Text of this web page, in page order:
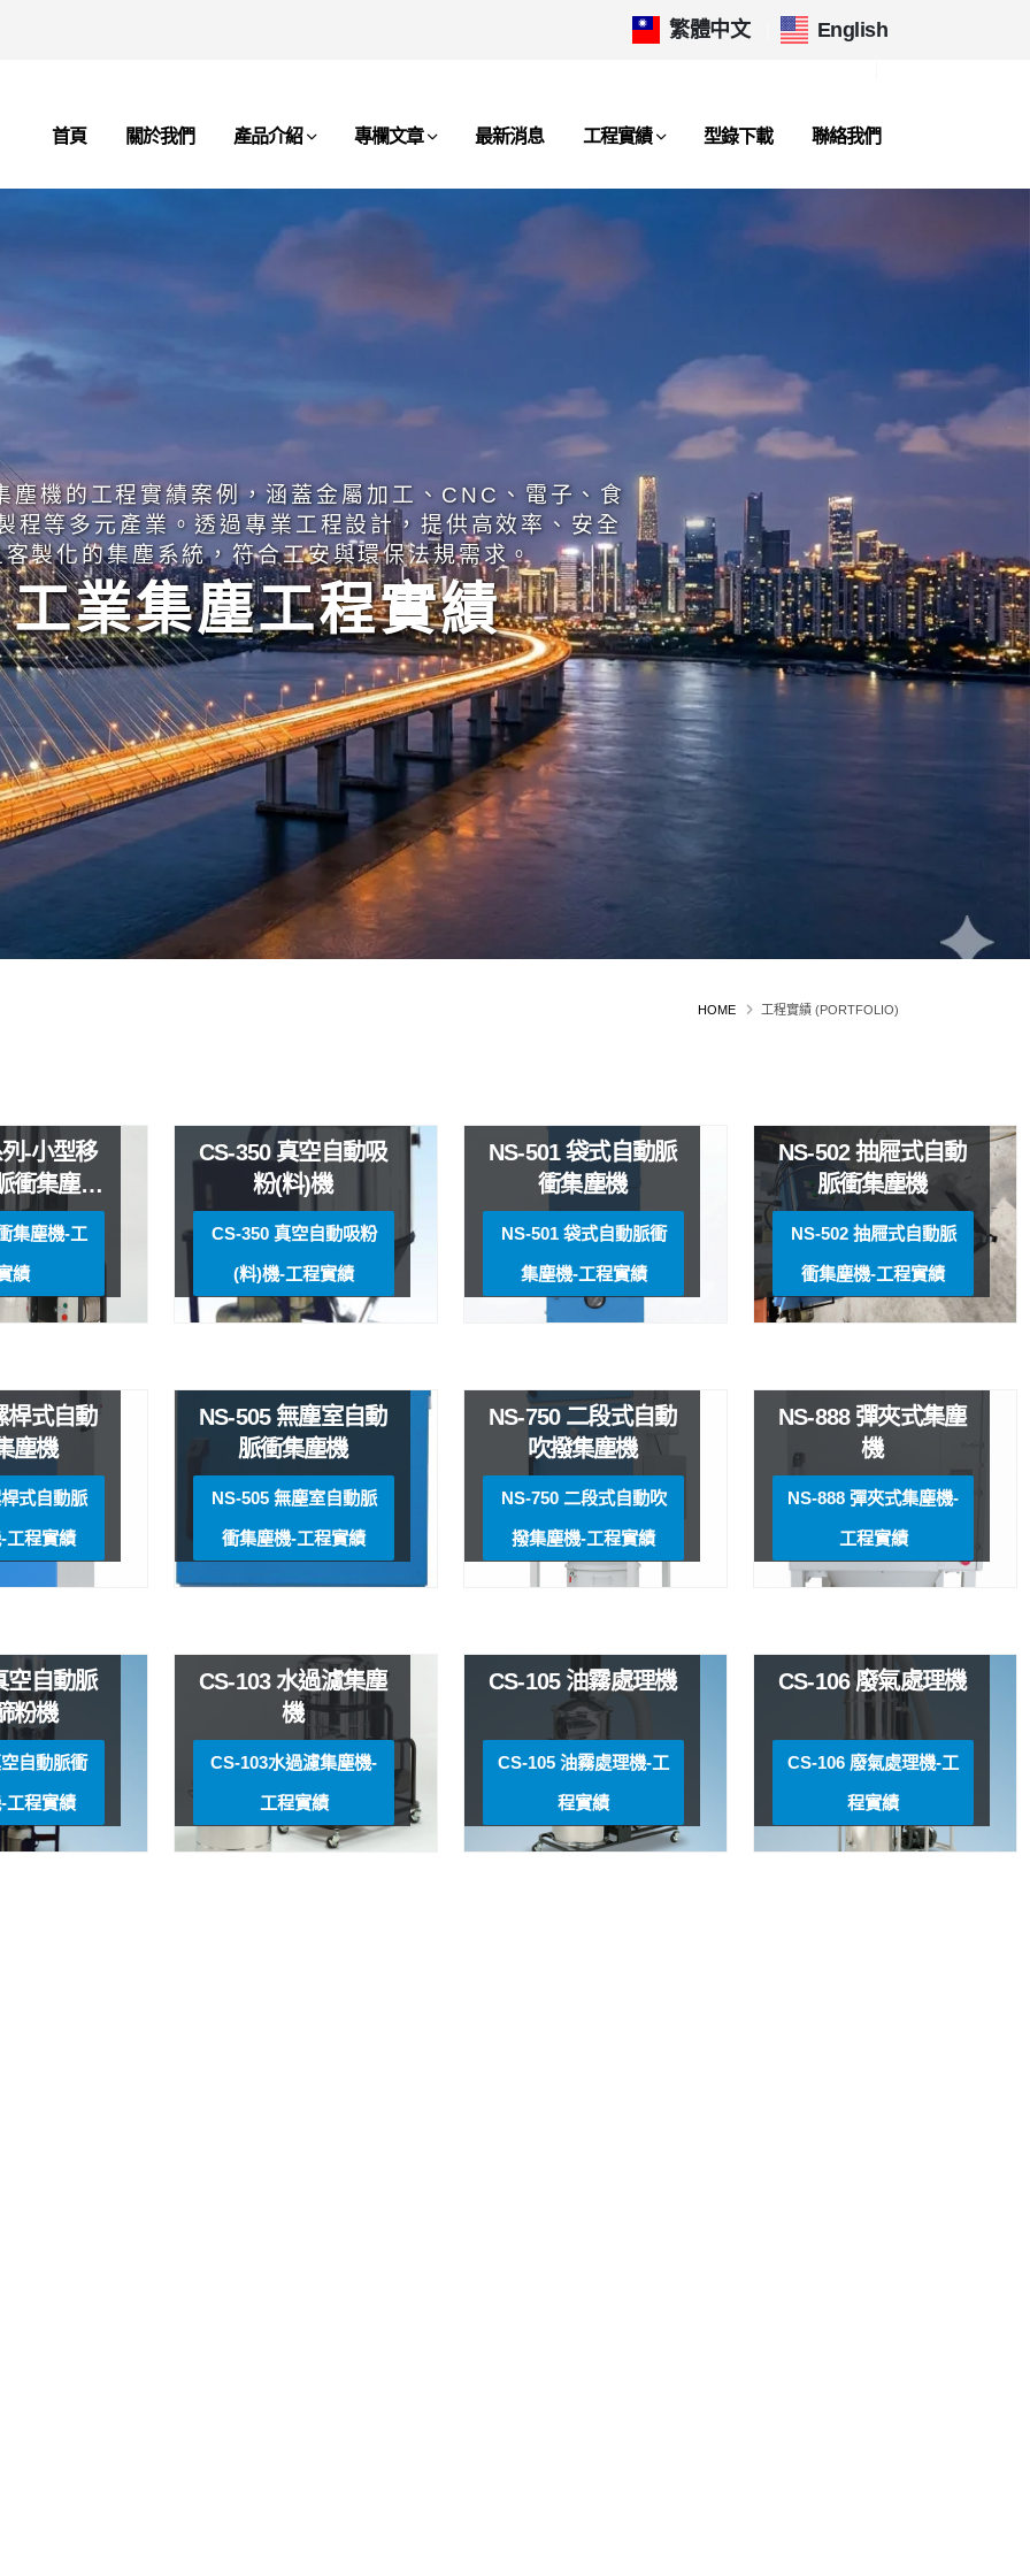
繁體中文 English
首頁 關於我們 產品介紹 專欄文章 最新消息 工程實績 型錄下載 聯絡我們
塵機的工程實績案例，涵蓋金屬加工、CNC、電子、食
程等多元產業。透過專業工程設計，提供高效率、安全
客製化的集塵系統，符合工安與環保法規需求。
工業集塵工程實績
HOME 工程實績 (PORTFOLIO)
-小型移
衝集塵機
用）
集塵機-工
績
CS-350 真空自動吸
粉(料)機
CS-350 真空自動吸粉
(料)機-工程實績
NS-501 袋式自動脈
衝集塵機
NS-501 袋式自動脈衝
集塵機-工程實績
NS-502 抽屜式自動
脈衝集塵機
NS-502 抽屜式自動脈
衝集塵機-工程實績
桿式自動
塵機
式自動脈
工程實績
NS-505 無塵室自動
脈衝集塵機
NS-505 無塵室自動脈
衝集塵機-工程實績
NS-750 二段式自動
吹撥集塵機
NS-750 二段式自動吹
撥集塵機-工程實績
NS-888 彈夾式集塵
機
NS-888 彈夾式集塵機-
工程實績
空自動脈
粉機
自動脈衝
工程實績
CS-103 水過濾集塵
機
CS-103水過濾集塵機-
工程實績
CS-105 油霧處理機
CS-105 油霧處理機-工
程實績
CS-106 廢氣處理機
CS-106 廢氣處理機-工
程實績